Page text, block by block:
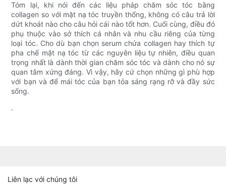
Tóm lại, khi nói đến các liệu pháp chăm sóc tóc bằng
collagen so với mặt nạ tóc truyền thống, không có câu trả lời
dứt khoát nào cho câu hỏi cái nào tốt hơn. Cuối cùng, điều đó
phụ thuộc vào sở thích cá nhân và nhu cầu riêng của từng
loại tóc. Cho dù bạn chọn serum chứa collagen hay thích tự
pha chế mặt nạ tóc từ các nguyên liệu tự nhiên, điều quan
trọng nhất là dành thời gian chăm sóc tóc và dành cho nó sự
quan tâm xứng đáng. Vì vậy, hãy cứ chọn những gì phù hợp
với bạn và để mái tóc của bạn tỏa sáng rạng rỡ và đầy sức
sống.
.
Liên lạc với chúng tôi